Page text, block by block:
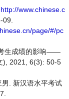
http://www.chinese.c
09.
page/#/pc
生成绩的影响——
), 2021, 6(3): 50-5
. 新汉语水平考试